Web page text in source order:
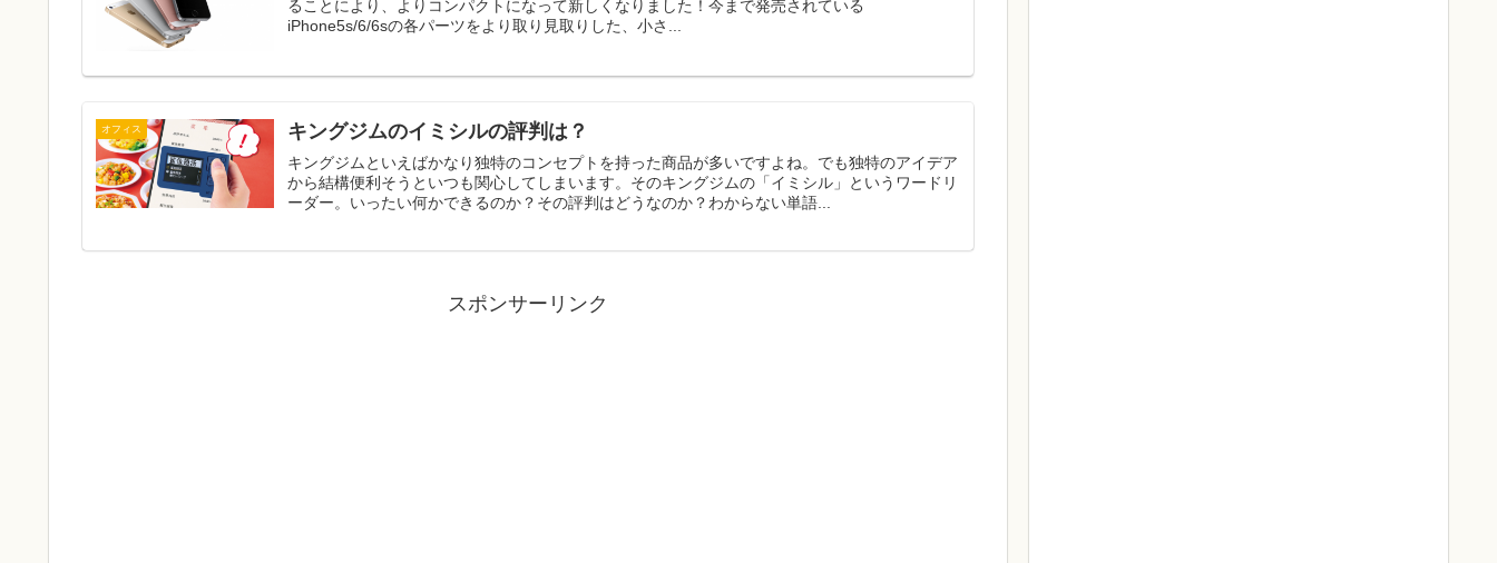
ることにより、よりコンパクトになって新しくなりました！今まで発売されている
iPhone5s/6/6sの各パーツをより取り見取りした、小さ...
オフィス キングジムのイミシルの評判は？
キングジムといえばかなり独特のコンセプトを持った商品が多いですよね。でも独特のアイデア
から結構便利そうといつも関心してしまいます。そのキングジムの「イミシル」というワードリ
ーダー。いったい何かできるのか？その評判はどうなのか？わからない単語...
スポンサーリンク